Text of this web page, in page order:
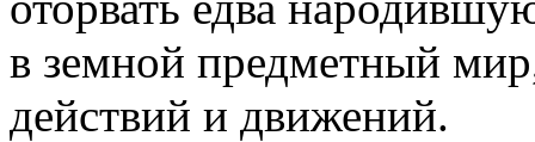
в земной предметный
действий и движений.